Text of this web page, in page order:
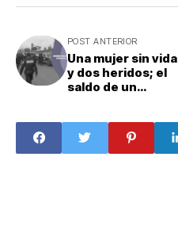
POST ANTERIOR
Una mujer sin vida
y dos heridos; el
saldo de un
en Tlaxcala